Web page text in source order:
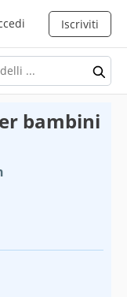
Iscriviti
bambini